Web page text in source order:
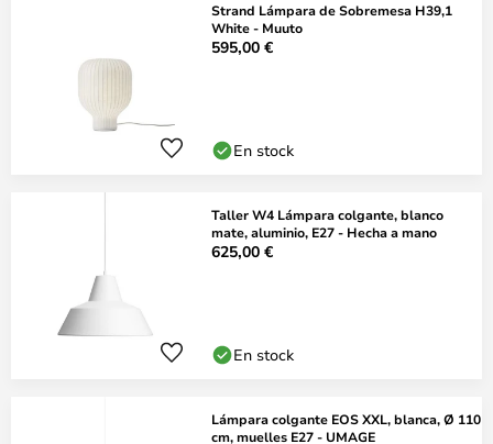
Strand Lámpara de Sobremesa H39,1
White - Muuto
595,00 €
En stock
Taller W4 Lámpara colgante, blanco
mate, aluminio, E27 - Hecha a mano
625,00 €
En stock
Lámpara colgante EOS XXL, blanca, Ø 110
cm, muelles E27 - UMAGE